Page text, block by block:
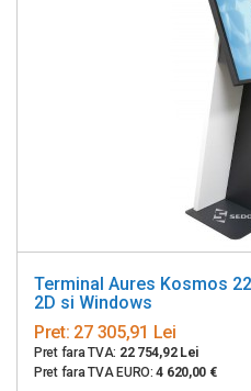
Terminal Aures Kosmos
2D si Windows
Pret: 27 305,91 Lei
Pret fara TVA: 22 754,92 Lei
Pret fara TVA EURO:4 620,00 €